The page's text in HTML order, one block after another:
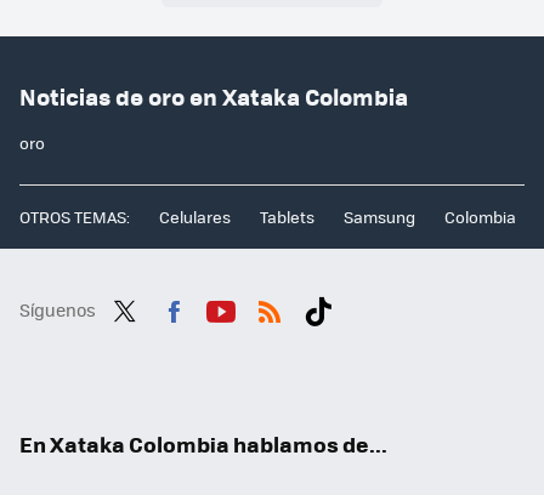
Noticias de oro en Xataka Colombia
oro
OTROS TEMAS: Celulares Tablets Samsung Colombia
Síguenos
En Xataka Colombia hablamos de...